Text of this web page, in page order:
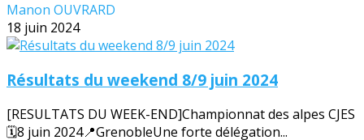
Manon OUVRARD
18 juin 2024
Résultats du weekend 8/9 juin 2024
[RESULTATS DU WEEK-END]Championnat des alpes CJES
🗓️8 juin 2024📍GrenobleUne forte délégation...